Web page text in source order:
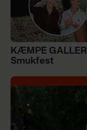
KÆMPE
Smukfest